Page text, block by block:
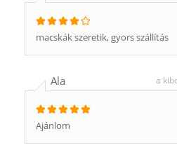
macskák szeretik, gyors szállítás
Ala a
Ajánlom